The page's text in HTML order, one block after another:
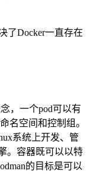
了Docker一直存在
，一个pod可以有
名空间和控制组。
系统上开发、管
。容器既可以以特
的目标是可以